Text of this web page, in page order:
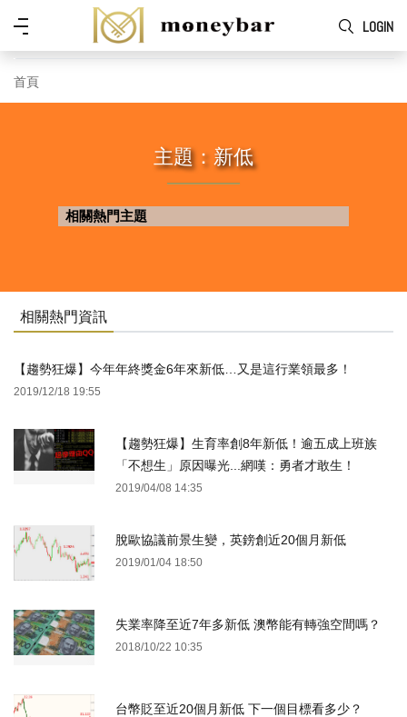
Skip to main content
LOGIN
功
首頁
主題：新低
相關熱門主題
相關熱門資訊
【趨勢狂爆】今年年終獎金6年來新低…又是這行業領最多！
2019/12/18 19:55
【趨勢狂爆】生育率創8年新低！逾五成上班族
「不想生」原因曝光...網嘆：勇者才敢生！
2019/04/08 14:35
脫歐協議前景生變，英鎊創近20個月新低
2019/01/04 18:50
失業率降至近7年多新低 澳幣能有轉強空間嗎？
2018/10/22 10:35
台幣貶至近20個月新低 下一個目標看多少？